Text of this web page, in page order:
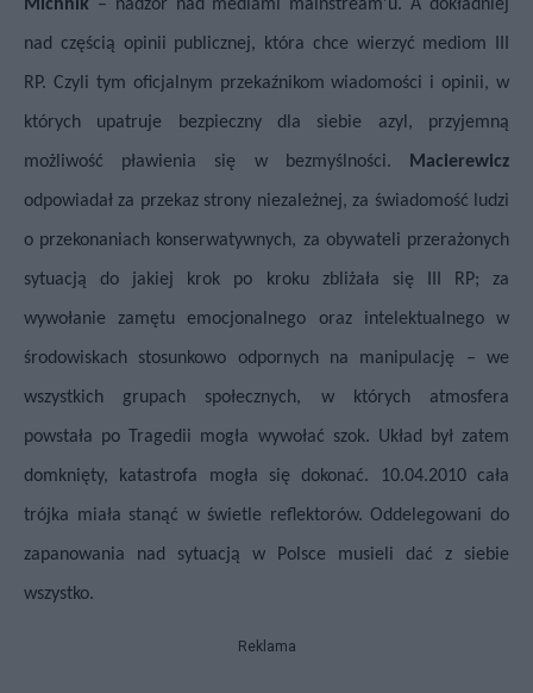
Michnik – nadzór nad mediami mainstream’u. A dokładniej
nad częścią opinii publicznej, która chce wierzyć mediom III
RP. Czyli tym oficjalnym przekaźnikom wiadomości i opinii, w
których upatruje bezpieczny dla siebie azyl, przyjemną
możliwość pławienia się w bezmyślności. Macierewicz
odpowiadał za przekaz strony niezależnej, za świadomość ludzi
o przekonaniach konserwatywnych, za obywateli przerażonych
sytuacją do jakiej krok po kroku zbliżała się III RP; za
wywołanie zamętu emocjonalnego oraz intelektualnego w
środowiskach stosunkowo odpornych na manipulację – we
wszystkich grupach społecznych, w których atmosfera
powstała po Tragedii mogła wywołać szok. Układ był zatem
domknięty, katastrofa mogła się dokonać. 10.04.2010 cała
trójka miała stanąć w świetle reflektorów. Oddelegowani do
zapanowania nad sytuacją w Polsce musieli dać z siebie
wszystko.
Reklama